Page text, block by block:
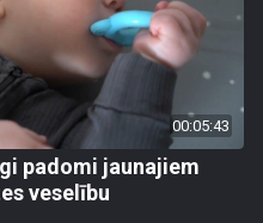
00:05:43
padomi jaunajiem
veselību